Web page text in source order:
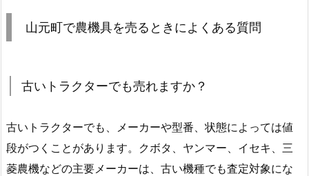
山元町で農機具を売るときによくある質問
古いトラクターでも売れますか？
古いトラクターでも、メーカーや型番、状態によっては値
段がつくことがあります。クボタ、ヤンマー、イセキ、三
菱農機などの主要メーカーは、古い機種でも査定対象にな